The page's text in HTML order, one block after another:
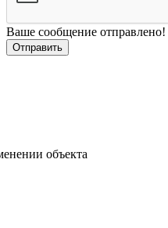
Ваше сообщение отправлено!
объекта